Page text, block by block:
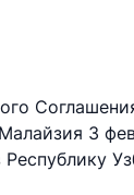
3